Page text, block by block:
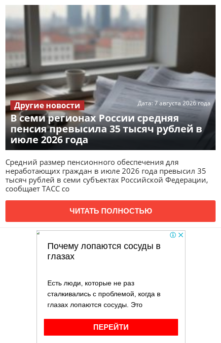
В семи регионах России средняя
пенсия превысила 35 тысяч рублей в
июле 2026 года
Дата:7 августа 2026 года
Другие новости
Средний размер пенсионного обеспечения для
неработающих граждан в июле 2026 года превысил 35
тысяч рублей в семи субъектах Российской Федерации,
сообщает ТАСС со
ЧИТАТЬ ПОЛНОСТЬЮ